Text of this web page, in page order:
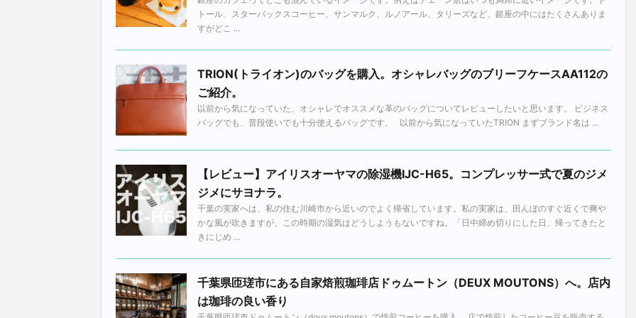
トール、スターバックスコーヒー、サンマルク、ルノアール、タリーズなど、銀座の中にはたくさんありま
すがどこ ...
TRION(トライオン)のバッグを購入。オシャレバッグのブリーフケースAA112の
ご紹介。
以前から気になっていた、オシャレでオススメな革のバッグについてレビューしたいと思います。 ビジネス
バッグでも、普段使いでも十分使えるバッグです。 以前から気になっていたTRION まずブランド名は ...
【レビュー】アイリスオーヤマの除湿機IJC-H65。コンプレッサー式で夏のジメ
ジメにサヨナラ。
千葉の実家へは、私の住む川崎市から近いのでよく帰省しています。私の実家は、田んぼのすぐ近くで爽や
かな風が吹きますが、この時期の湿気はどうしようもないですね。「日中締め切りにした日、帰ってきたと
きにじめ ...
千葉県匝瑳市にある自家焙煎珈琲店ドゥムートン（DEUX MOUTONS）へ。店内
は珈琲の良い香り